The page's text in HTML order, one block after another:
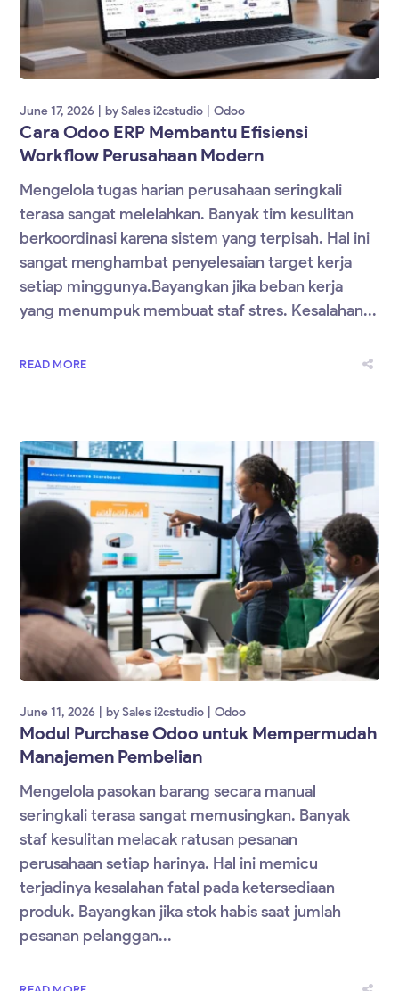
June 17, 2026 bySales i2cstudio Odoo
Cara Odoo ERP Membantu Efisiensi
Workflow Perusahaan Modern
Mengelola tugas harian perusahaan seringkali
terasa sangat melelahkan. Banyak tim kesulitan
berkoordinasi karena sistem yang terpisah. Hal ini
sangat menghambat penyelesaian target kerja
setiap minggunya.Bayangkan jika beban kerja
yang menumpuk membuat staf stres. Kesalahan...
READ MORE
June 11, 2026 bySales i2cstudio Odoo
Modul Purchase Odoo untuk Mempermudah
Manajemen Pembelian
Mengelola pasokan barang secara manual
seringkali terasa sangat memusingkan. Banyak
staf kesulitan melacak ratusan pesanan
perusahaan setiap harinya. Hal ini memicu
terjadinya kesalahan fatal pada ketersediaan
produk. Bayangkan jika stok habis saat jumlah
pesanan pelanggan...